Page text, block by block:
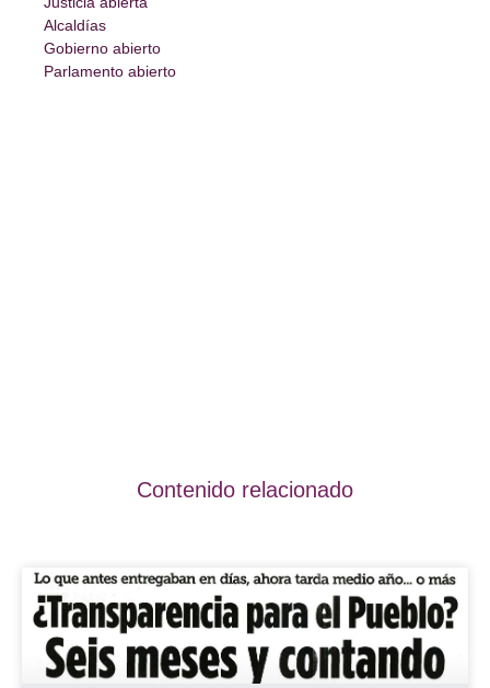
Alcaldías
Gobierno abierto
Parlamento abierto
Contenido relacionado